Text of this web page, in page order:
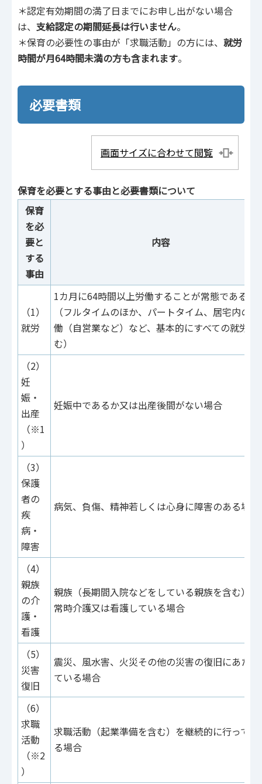
＊認定有効期間の満了日までにお申し出がない場合
は、 支給認定の期間延長は行いません。
＊保育の必要性の事由が「求職活動」の方には、 就労
時間が月64時間未満の方も含まれます。
必要書類
画面サイズに合わせて閲覧
保育を必要とする事由と必要書類について
保育
を必
要と
する
事由
内容
（1）
就労
1カ月に64時間以上労働することが常態である場
（フルタイムのほか、パートタイム、居宅内の労
働（自営業など）など、基本的にすべての就労を
む）
（2）
妊
娠・
出産
（※1
）
妊娠中であるか又は出産後間がない場合
（3）
保護
者の
疾
病・
障害
病気、負傷、精神若しくは心身に障害のある場合
（4）
親族
の介
護・
看護
親族（長期間入院などをしている親族を含む）を
常時介護又は看護している場合
（5）
災害
復旧
震災、風水害、火災その他の災害の復旧にあたっ
ている場合
（6）
求職
活動
（※2
）
求職活動（起業準備を含む）を継続的に行ってい
る場合